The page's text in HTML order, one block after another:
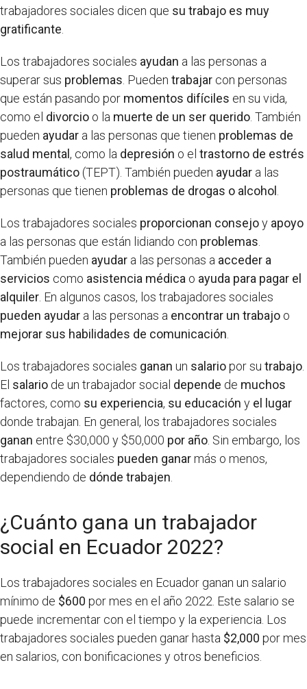
trabajadores sociales dicen que su trabajo es muy
gratificante
Los trabajadores sociales ayudan a las personas a
superar sus problemas . Pueden trabajar con personas
que están pasando por momentos difíciles en su vida,
como el divorcio o la muerte de un ser querido . También
pueden ayudar a las personas que tienen problemas de
salud mental , como la depresión o el trastorno de estrés
postraumático (TEPT). También pueden ayudar a las
personas que tienen problemas de drogas o alcohol
Los trabajadores sociales proporcionan consejoy apoyo
a las personas que están lidiando con problemas
También pueden ayudar a las personas a acceder a
servicios como asistencia médica o ayuda para pagar el
alquiler . En algunos casos, los trabajadores sociales
pueden ayudar a las personas a encontrar un trabajo o
mejorar sus habilidades de comunicación
Los trabajadores sociales ganan un salariopor su trabajo
El salario de un trabajador social depende de muchos
factores, como su experiencia, su educación y el lugar
donde trabajan. En general, los trabajadores sociales
ganan entre $30,000 y $50,000 por año . Sin embargo, los
trabajadores sociales pueden ganarmás o menos,
dependiendo de dónde trabajen
¿Cuánto gana un trabajador
social en Ecuador 2022?
Los trabajadores sociales en Ecuador ganan un salario
mínimo de $600 por mes en el año 2022. Este salario se
puede incrementar con el tiempo y la experiencia. Los
trabajadores sociales pueden ganar hasta $2,000 por mes
en salarios, con bonificaciones y otros beneficios.